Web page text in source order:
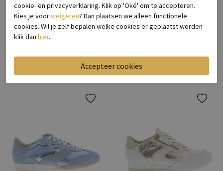
-50%
DL Sport
-50%
€ 199,95
cookie- en privacyverklaring. Klik op 'Oké' om te accepteren.
Kies je voorweigeren? Dan plaatsen we alleen functionele
cookies. Wil je zelf bepalen welke cookies er geplaatst worden
klik dan hier.